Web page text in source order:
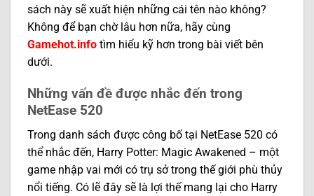
sách này sẽ xuất hiện những cái tên nào không?
Không để bạn chờ lâu hơn nữa, hãy cùng
Gamehot.info tìm hiểu kỹ hơn trong bài viết bên
dưới.
Những vấn đề được nhắc đến trong
NetEase 520
Trong danh sách được công bố tại NetEase 520 có
thể nhắc đến, Harry Potter: Magic Awakened – một
game nhập vai mới có trụ sở trong thế giới phù thủy
nổi tiếng. Có lẽ đây sẽ là lợi thế mang lại cho Harry